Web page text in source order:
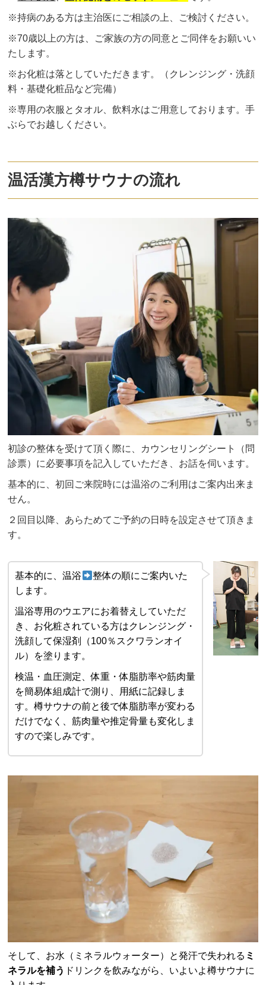
※持病のある方は主治医にご相談の上、ご検討ください。
※70歳以上の方は、ご家族の方の同意とご同伴をお願いい
たします。
※お化粧は落としていただきます。（クレンジング・洗顔
料・基礎化粧品など完備）
※専用の衣服とタオル、飲料水はご用意しております。手
ぶらでお越しください。
温活漢方樽サウナの流れ
初診の整体を受けて頂く際に、カウンセリングシート（問
診票）に必要事項を記入していただき、お話を伺います。
基本的に、初回ご来院時には温浴のご利用はご案内出来ま
せん。
２回目以降、あらためてご予約の日時を設定させて頂きま
す。
基本的に、温浴
整体の順にご案内いた
します。
温浴専用のウエアにお着替えしていただ
き、お化粧されている方はクレンジング・
洗顔して保湿剤（100％スクワランオイ
ル）を塗ります。
検温・血圧測定、体重・体脂肪率や筋肉量
を簡易体組成計で測り、用紙に記録しま
す。樽サウナの前と後で体脂肪率が変わる
だけでなく、筋肉量や推定骨量も変化しま
すので楽しみです。
そして、お水（ミネラルウォーター）と発汗で失われる ミ
ネラルを補う ドリンクを飲みながら、 いよいよ樽サウナに